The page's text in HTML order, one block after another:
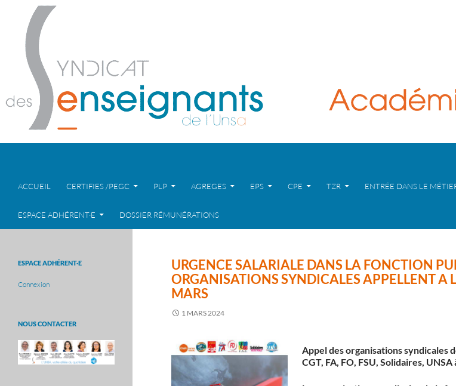
ACCUEIL CERTIFIES /PEGC PLP AGREGES EPS CPE TZR ENTRÉE DANS LE
ESPACE ADHÉRENT·E DOSSIER RÉMUNÉRATIONS
URGENCE SALARIALE DANS LA FONCTION
ORGANISATIONS SYNDICALES APPELLENT A
MARS
1 MARS 2024
Appel des organisations syndicales
CGT, FA, FO, FSU, Solidaires,
ESPACE ADHÉRENT·E
Connexion
NOUS CONTACTER